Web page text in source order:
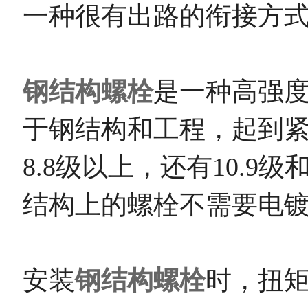
一种很有出路的衔接方
钢结构螺栓是一种高强
于钢结构和工程，起到
8.8级以上，还有10.9级
结构上的螺栓不需要电
安装钢结构螺栓时，扭